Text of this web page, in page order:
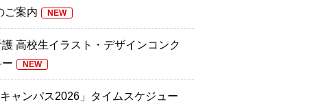
ご案内
NEW
高校生イラスト・デザインコンク
NEW
ャンパス2026」タイムスケジュー